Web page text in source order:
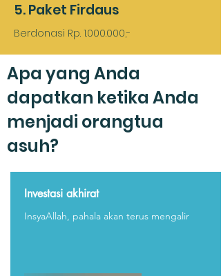
5. Paket Firdaus
Berdonasi Rp. 1.000.000,-
Apa yang Anda
dapatkan ketika Anda
menjadi orangtua
asuh?
Investasi akhirat
InsyaAllah, pahala akan terus mengalir